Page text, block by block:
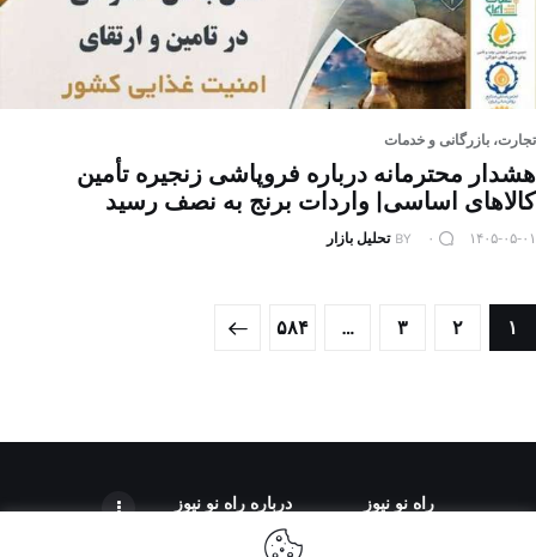
تجارت، بازرگانی و خدمات
هشدار محترمانه درباره فروپاشی زنجیره تأمین
کالاهای اساسی| واردات برنج به نصف رسید
۱۴۰۵-۰۵-۰۱ ۰ BY تحلیل بازار
صفحه‌بندی
نوشته‌ها
PAGE
۱ PAGE
۲ PAGE
۳ …
PAGE
۵۸۴ >
راه نو نیوز درباره راه‌ نو نیوز